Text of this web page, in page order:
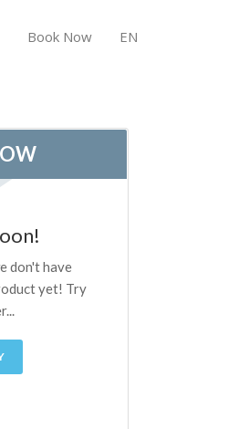
Book Now EN